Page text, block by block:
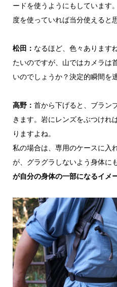
ードを使うようにもしています
度を使っていれば当分使えると
松田： なるほど、色々あります
たいのですが、山ではカメラは
いのでしょうか？決定的瞬間を
高野： 首から下げると、ブラン
きます。岩にレンズをぶつけれ
りますよね。
私の場合は、専用のケースに入
が、グラグラしないよう身体に
が自分の身体の一部になるイメ